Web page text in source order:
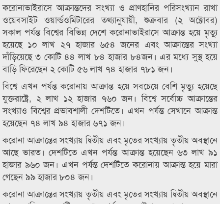
করোনাভাইরাসে আক্রান্তদের সংখ্যা ও প্রাণহানির পরিসংখ্যান রাখা
ওয়েবসাইট ওয়ার্ল্ডওমিটারের তথ্যানুযায়ী, শুক্রবার (২ অক্টোবর)
সকাল পর্যন্ত বিশ্বের বিভিন্ন দেশে করোনাভাইরাসে আক্রান্ত হয়ে মৃত্যু
হয়েছে ১০ লাখ ২৭ হাজার ৬৫৪ জনের এবং আক্রান্তের সংখ্যা
দাঁড়িয়েছে ৩ কোটি ৪৪ লাখ ৮৪ হাজার ৮৪জন। এর মধ্যে সুস্থ হয়ে
বাড়ি ফিরেছেন ২ কোটি ৫৬ লাখ ৭৪ হাজার ৭৮১ জন।
বিশ্বে এখন পর্যন্ত করোনায় আক্রান্ত হয়ে সবচেয়ে বেশি মৃত্যু হয়েছে
যুক্তরাষ্ট্রে, ২ লাখ ১২ হাজার ৭৬০ জন। বিশ্বে সর্বোচ্চ আক্রান্তের
সংখ্যাও বিশ্বের প্রভাবশালী দেশটিতে। এখন পর্যন্ত সেখানে আক্রান্ত
হয়েছেন ৭৪ লাখ ৯৪ হাজার ৬৭১ জন।
করোনা আক্রান্তের সংখ্যায় দ্বিতীয় এবং মৃতের সংখ্যায় তৃতীয় অবস্থানে
আছে ভারত। দেশটিতে এখন পর্যন্ত আক্রান্ত হয়েছেন ৬৩ লাখ ৯১
হাজার ৯৬০ জন। এখন পর্যন্ত দেশটিতে করোনায় আক্রান্ত হয়ে মারা
গেছেন ৯৯ হাজার ৮০৪ জন।
করোনা আক্রান্তের সংখ্যায় তৃতীয় এবং মৃতের সংখ্যায় দ্বিতীয় অবস্থানে